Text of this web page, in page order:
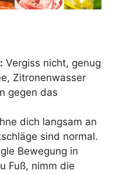
Vergiss nicht, genug
Zitronenwasser
gegen das
dich langsam an
sind normal.
Bewegung in
Fuß, nimm die